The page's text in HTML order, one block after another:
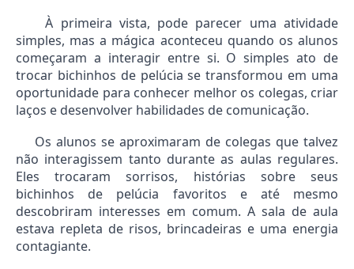
À primeira vista, pode parecer uma atividade
simples, mas a mágica aconteceu quando os alunos
começaram a interagir entre si. O simples ato de
trocar bichinhos de pelúcia se transformou em uma
oportunidade para conhecer melhor os colegas, criar
laços e desenvolver habilidades de comunicação.
Os alunos se aproximaram de colegas que talvez
não interagissem tanto durante as aulas regulares.
Eles trocaram sorrisos, histórias sobre seus
bichinhos de pelúcia favoritos e até mesmo
descobriram interesses em comum. A sala de aula
estava repleta de risos, brincadeiras e uma energia
contagiante.